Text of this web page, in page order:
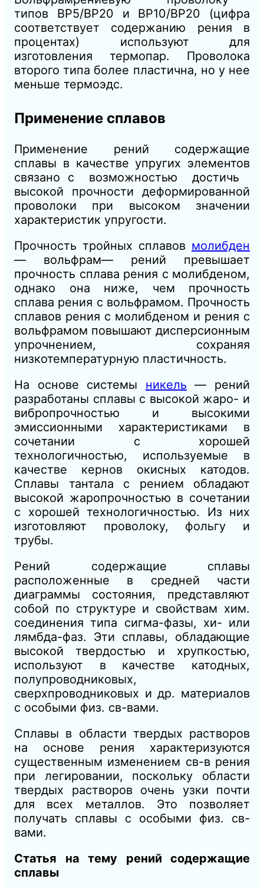
типов ВР5/ВР20 и ВР10/ВР20 (цифра
соответствует содержанию рения в
процентах) используют для
изготовления термопар. Проволока
второго типа более пластична, но у нее
меньше термоэдс.
Применение сплавов
Применение рений содержащие
сплавы в качестве упругих элементов
связано с возможностью достичь
высокой прочности деформированной
проволоки при высоком значении
характеристик упругости.
Прочность тройных сплавов молибден
— вольфрам— рений превышает
прочность сплава рения с молибденом,
однако она ниже, чем прочность
сплава рения с вольфрамом. Прочность
сплавов рения с молибденом и рения с
вольфрамом повышают дисперсионным
упрочнением, сохраняя
низкотемпературную пластичность.
На основе системы никель — рений
разработаны сплавы с высокой жаро- и
вибропрочностью и высокими
эмиссионными характеристиками в
сочетании с хорошей
технологичностью, используемые в
качестве кернов окисных катодов.
Сплавы тантала с рением обладают
высокой жаропрочностью в сочетании
с хорошей технологичностью. Из них
изготовляют проволоку, фольгу и
трубы.
Рений содержащие сплавы
расположенные в средней части
диаграммы состояния, представляют
собой по структуре и свойствам хим.
соединения типа сигма-фазы, хи- или
лямбда-фаз. Эти сплавы, обладающие
высокой твердостью и хрупкостью,
используют в качестве катодных,
полупроводниковых,
сверхпроводниковых и др. материалов
с особыми физ. св-вами.
Сплавы в области твердых растворов
на основе рения характеризуются
существенным изменением св-в рения
при легировании, поскольку области
твердых растворов очень узки почти
для всех металлов. Это позволяет
получать сплавы с особыми физ. св-
вами.
Статья на тему рений содержащие
сплавы